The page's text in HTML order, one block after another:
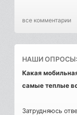
все комментарии
НАШИ ОПРОСЫ:
Какая
самые теплые
Затрудняюсь